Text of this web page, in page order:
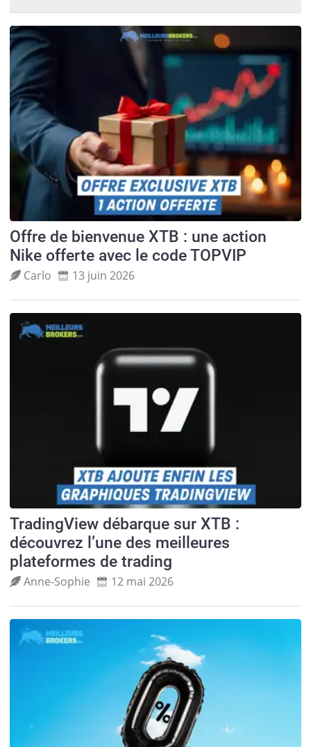
Offre de bienvenue XTB : une action
Nike offerte avec le code TOPVIP
Carlo 13 juin 2026
TradingView débarque sur XTB :
découvrez l’une des meilleures
plateformes de trading
Anne‑Sophie 12 mai 2026